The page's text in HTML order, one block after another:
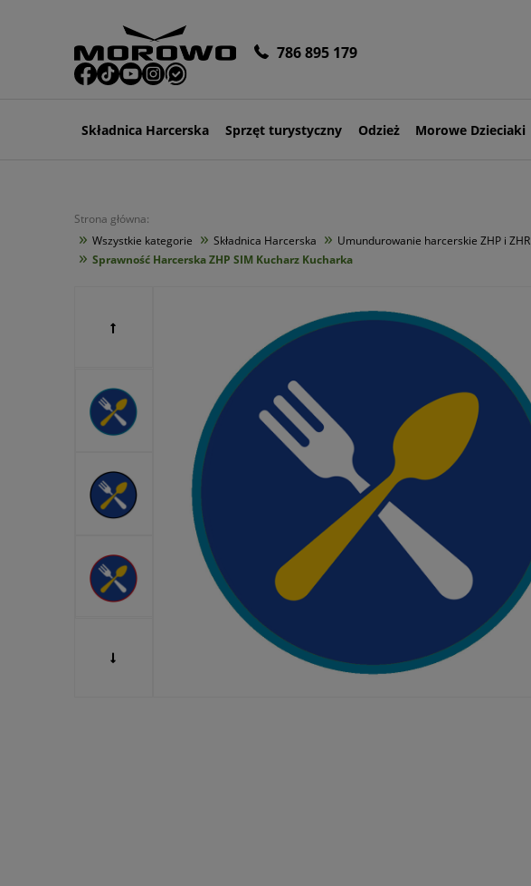
786 895 179
Składnica Harcerska Sprzęt turystyczny Odzież Morowe Dzieciaki
Strona główna:
» Wszystkie kategorie » Składnica Harcerska » Umundurowanie harcerskie ZHP i ZHR
» Sprawność Harcerska ZHP SIM Kucharz Kucharka